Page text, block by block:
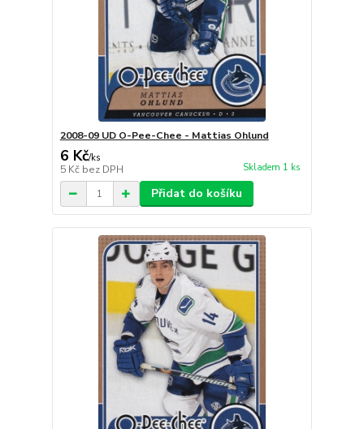
2008-09 UD O-Pee-Chee - Mattias Ohlund
6 Kč/ks
5 Kč bez DPH Skladem 1 ks
Přidat do košíku